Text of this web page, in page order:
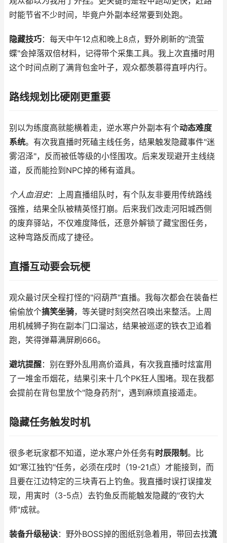
时能节省不少时间，毕竟户外副本经常要到处跑。
隐藏技巧：每天中午12点和晚上8点，野外刷新的"流萤
蝶"会掉落双倍材料，记得带个采集工具。我上次直播时用
这个时间点刷了满背包金叶子，观众都羡慕得直呼内行。
路线规划比硬刚更重要
别以为练度高就能横着走，逆水寒户外副本有个动态难度
系统。有次我直播时死磕主线任务，结果触发隐藏事件"迷
雾沼泽"，反而被低等级的小怪围攻。后来发现避开主线绕
道，反而能捡到NPC掉的稀有道具。
个人血泪史：上周直播组队时，有个队友非要用传统路线
强推，结果全队被精英怪打崩。后来我们改走河阳城西侧
的废弃驿站，不仅难度降低，还意外解锁了藏宝图任务，
这种弯路反而成了捷径。
直播互动要会玩梗
观众最讨厌全程打怪的"闷葫芦"直播。我每次都会在装备栏
偷偷放个搞笑坐骑，等关键时刻突然召唤出来整活。上周
用机械狮子狗在副本门口溜达，结果被巡逻的铁衣卫追着
跑，笑得弹幕满屏刷666。
避坑提醒：别在野外乱用高价道具，有次我直播时炫富用
了一堆金币烟花，结果引来十几个PK狂人围堵。现在我都
会提前在背包里放个"隐身药剂"，遇到麻烦直接遁走。
隐藏任务触发时机
很多老玩家都不知道，逆水寒户外任务有时辰限制。比
如"寒江独钓"任务，必须在戌时（19-21点）才能接到，而
且要在江边特定的三块青石上钓鱼。我直播时误打误撞发
现，用寅时（3-5点）去钓鱼反而能触发隐藏的"夜钓大
师"成就。
装备升级秘诀：野外BOSS掉的图纸别急着用，带回去找流